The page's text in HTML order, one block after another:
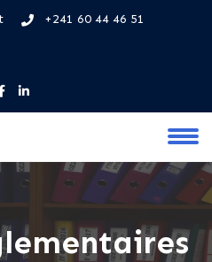
+241 60 44 46 51